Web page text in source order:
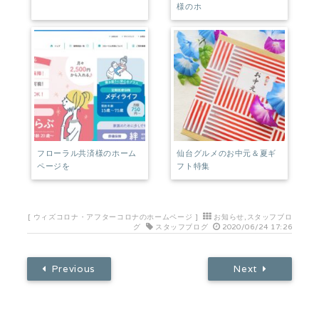
様のホ
フローラル共済様のホーム
ページを
仙台グルメのお中元＆夏ギ
フト特集
[ ウィズコロナ・アフターコロナのホームページ ] お知らせ, スタッフブロ
グ
スタッフブログ 2020/06/24 17:26
Previous Next